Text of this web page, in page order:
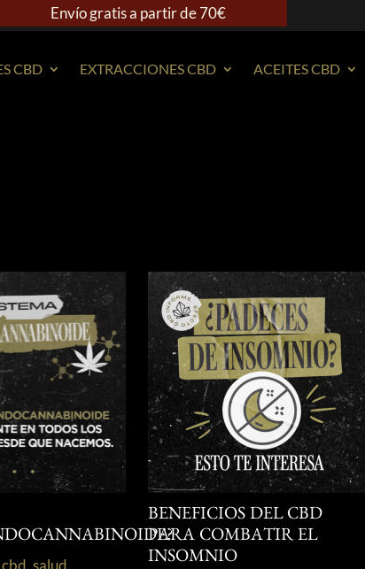
Envío gratis a partir de 70€
CBD EXTRACCIONES CBD ACEITES CBD
,salud,
BENEFICIOS DEL CBD
PARA COMBATIR EL
INSOMNIO